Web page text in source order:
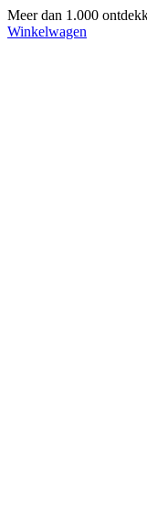
Meer dan 1.000
Winkelwagen